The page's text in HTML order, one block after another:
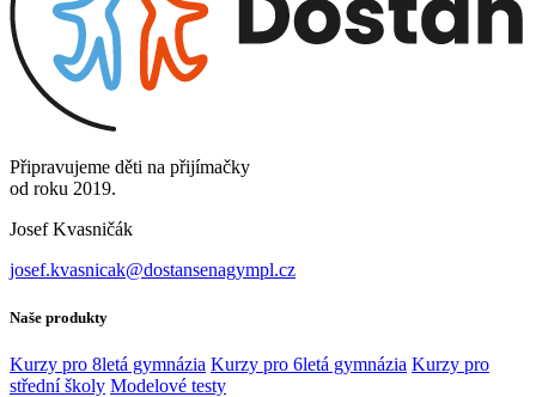
Připravujeme děti na přijímačky
od roku 2019.
Josef Kvasničák
josef.kvasnicak@dostansenagympl.cz
Naše produkty
Kurzy pro 8letá gymnázia Kurzy pro 6letá gymnázia Kurzy pro
střední školy Modelové testy